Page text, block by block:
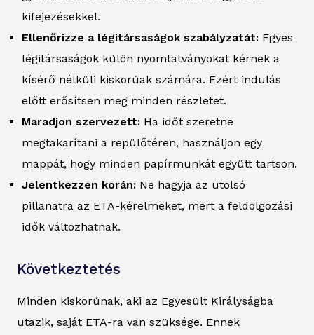
kifejezésekkel.
Ellenőrizze a légitársaságok szabályzatát: Egyes
légitársaságok külön nyomtatványokat kérnek a
kísérő nélküli kiskorúak számára. Ezért indulás
előtt erősítsen meg minden részletet.
Maradjon szervezett: Ha időt szeretne
megtakarítani a repülőtéren, használjon egy
mappát, hogy minden papírmunkát együtt tartson.
Jelentkezzen korán: Ne hagyja az utolsó
pillanatra az ETA-kérelmeket, mert a feldolgozási
idők változhatnak.
Következtetés
Minden kiskorúnak, aki az Egyesült Királyságba
utazik, saját ETA-ra van szüksége. Ennek